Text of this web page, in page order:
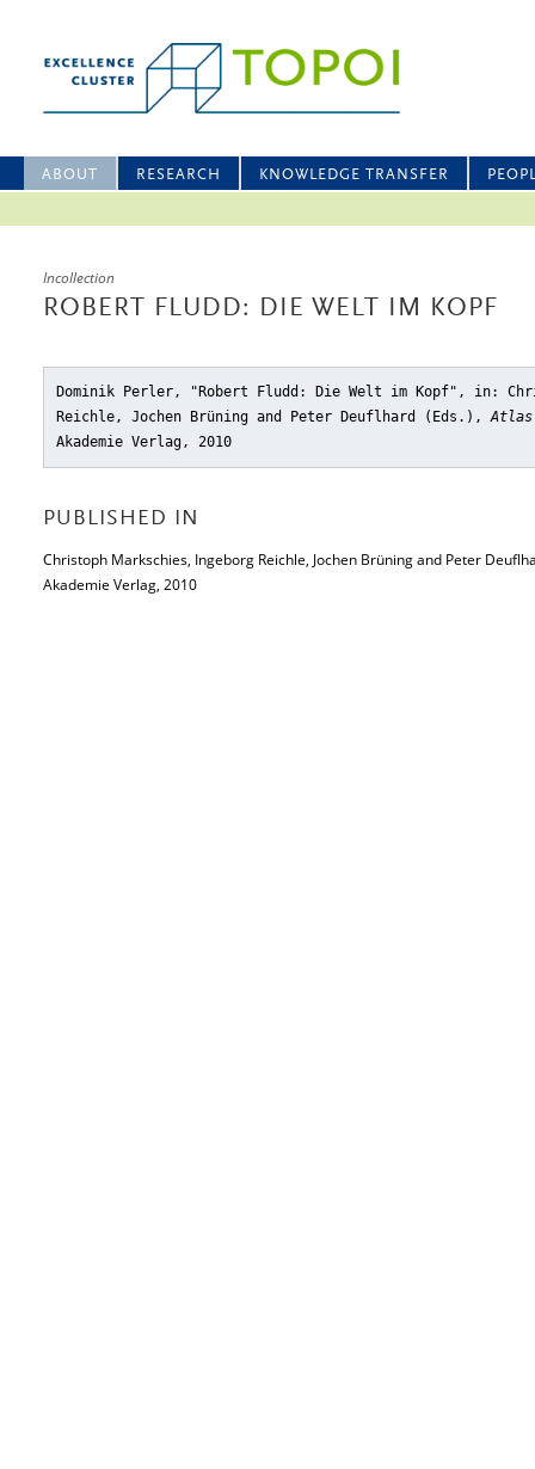
ABOUT RESEARCH KNOWLEDGE TRANSFER
Incollection
ROBERT FLUDD: DIE WELT IM KOPF
Dominik Perler, "Robert Fludd: Die Welt im Kopf" , in:
Reichle, Jochen Brüning and Peter Deuflhard (Eds.),
Akademie Verlag, 2010
PUBLISHED IN
Christoph Markschies, Ingeborg Reichle, Jochen Brüning and Peter
Akademie Verlag, 2010